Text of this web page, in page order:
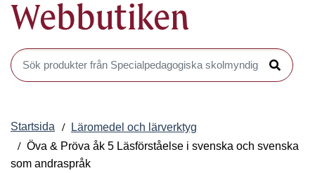
Webbutiken
Sök produkter i Webbutiken
Sök
Startsida
Läromedel och lärverktyg
Öva & Pröva åk 5 Läsförståelse i svenska och svenska
som andraspråk